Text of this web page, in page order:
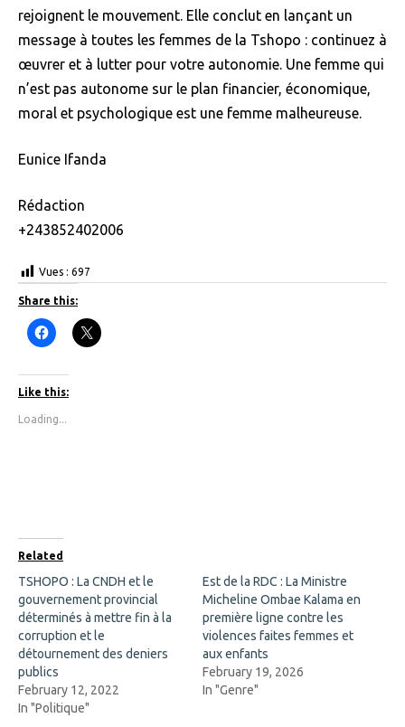
rejoignent le mouvement. Elle conclut en lançant un
message à toutes les femmes de la Tshopo : continuez à
œuvrer et à lutter pour votre autonomie. Une femme qui
n’est pas autonome sur le plan financier, économique,
moral et psychologique est une femme malheureuse.
Eunice Ifanda
Rédaction
+243852402006
Vues : 697
Share this:
C
l
k
t
o
h
b
o
o
k
(
O
p
e
n
i
n
e
w
w
C
l
i
n
n
e
w
w
i
n
o
w
Like this:
Loading...
Related
TSHOPO : La CNDH et le
gouvernement provincial
déterminés à mettre fin à la
corruption et le
détournement des deniers
publics
February 12, 2022
In "Politique"
Est de la RDC : La Ministre
Micheline Ombae Kalama en
première ligne contre les
violences faites femmes et
aux enfants
February 19, 2026
In "Genre"